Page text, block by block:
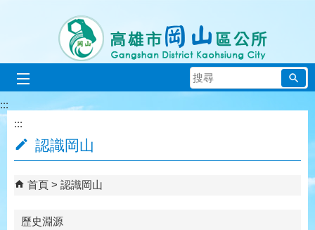
跳到主要內容區塊
搜
尋
:::
:::
認識岡山
首頁 認識岡山
歷史淵源